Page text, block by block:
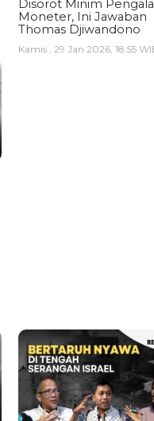
Disorot Minim
Moneter, Ini Jawaban
Thomas Djiwandono
Kamis , 29 Jan 2026, 18:55